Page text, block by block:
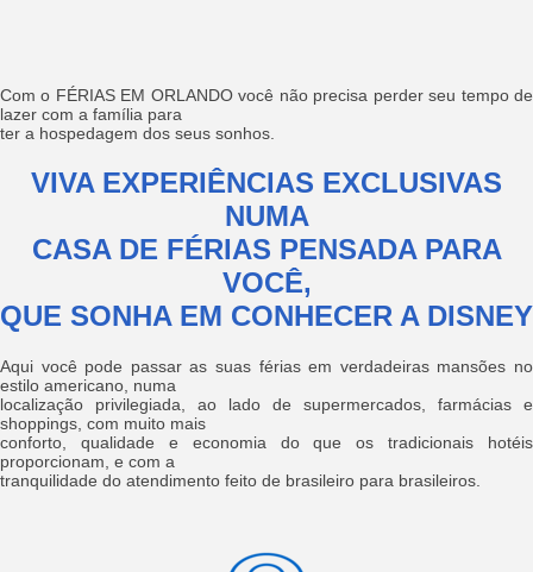
Com o FÉRIAS EM ORLANDO você não precisa perder seu tempo de
lazer com a família para
ter a hospedagem dos seus sonhos.
VIVA EXPERIÊNCIAS EXCLUSIVAS
NUMA
CASA DE FÉRIAS PENSADA PARA
VOCÊ,
QUE SONHA EM CONHECER A DISNEY
Aqui você pode passar as suas férias em verdadeiras mansões no
estilo americano, numa
localização privilegiada, ao lado de supermercados, farmácias e
shoppings, com muito mais
conforto, qualidade e economia do que os tradicionais hotéis
proporcionam, e com a
tranquilidade do atendimento feito de brasileiro para brasileiros.